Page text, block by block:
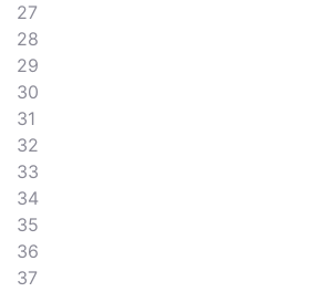
27
28
29
30
31
32
33
34
35
36
37